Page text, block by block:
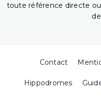
toute référence directe
Contact
Hippodromes